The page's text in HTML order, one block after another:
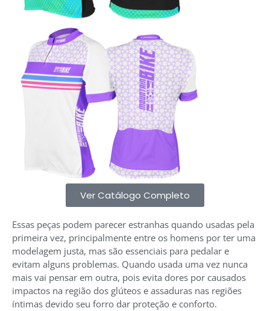
Ver Catálogo Completo
Essas peças podem parecer estranhas quando usadas pela
primeira vez, principalmente entre os homens por ter uma
modelagem justa, mas são essenciais para pedalar e
evitam alguns problemas. Quando usada uma vez nunca
mais vai pensar em outra, pois evita dores por causados
impactos na região dos glúteos e assaduras nas regiões
íntimas devido seu forro dar proteção e conforto.